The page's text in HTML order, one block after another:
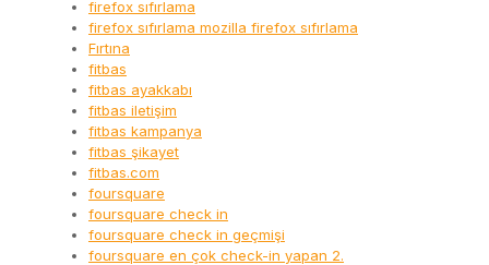
firefox sıfırlama
firefox sıfırlama mozilla firefox sıfırlama
Fırtına
fitbas
fitbas ayakkabı
fitbas iletişim
fitbas kampanya
fitbas şikayet
fitbas.com
foursquare
foursquare check in
foursquare check in geçmişi
foursquare en çok check-in yapan 2.